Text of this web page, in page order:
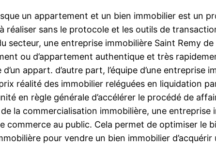
un appartement et un bien immobilier est un
réaliser sans le protocole et les outils de
secteur, une entreprise immobilière Saint Remy
ou d’appartement authentique et très
appart. d’autre part, l’équipe d’une entreprise
réalité des immobilier reléguées en liquidation
en règle générale d’accélérer le procédé de
la commercialisation immobilière, une
commerce au public. Cela permet de optimiser le
pour vendre un bien immobilier